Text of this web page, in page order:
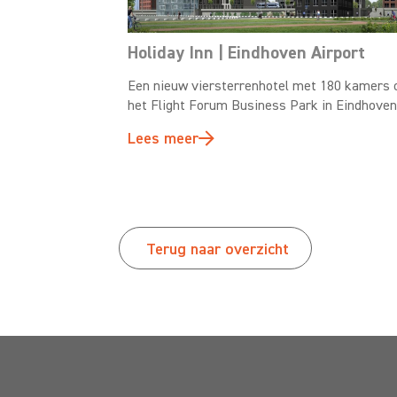
Holiday Inn | Eindhoven Airport
Een nieuw viersterrenhotel met 180 kamers
het Flight Forum Business Park in
Lees meer
Terug naar overzicht